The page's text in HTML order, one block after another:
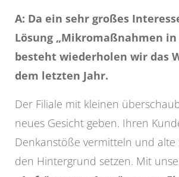
A: Da ein sehr großes
Lösung „Mikromaßnahmen
besteht wiederholen wir das
dem letzten Jahr.
Der Filiale mit kleinen
neues Gesicht geben. Ihren
Denkanstöße vermitteln und
den Hintergrund setzen. Mit